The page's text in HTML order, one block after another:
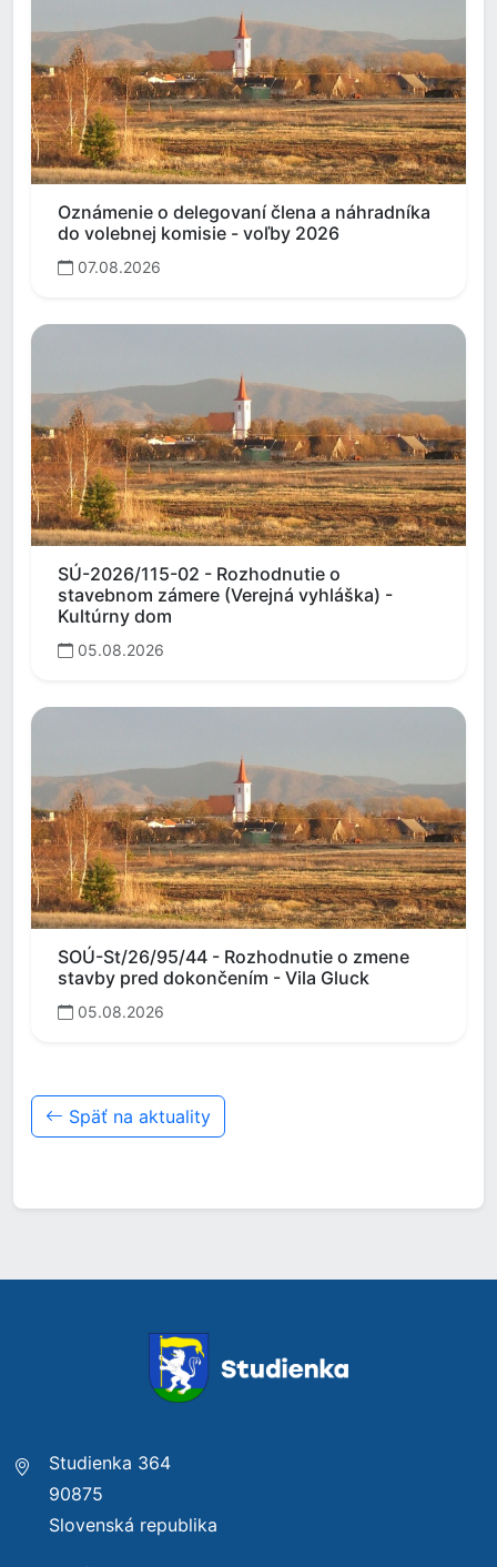
Oznámenie o delegovaní člena a náhradníka
do volebnej komisie - voľby 2026
07.08.2026
SÚ-2026/115-02 - Rozhodnutie o
stavebnom zámere (Verejná vyhláška) -
Kultúrny dom
05.08.2026
SOÚ-St/26/95/44 - Rozhodnutie o zmene
stavby pred dokončením - Vila Gluck
05.08.2026
Späť na aktuality
Studienka 364
90875
Slovenská republika